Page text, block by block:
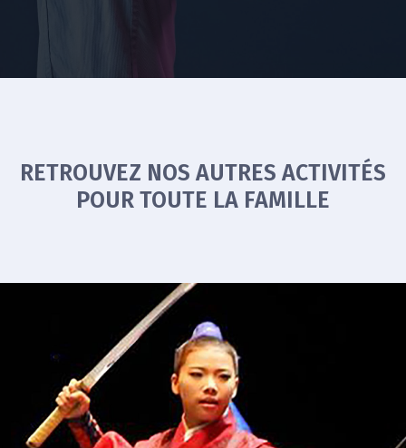
RETROUVEZ NOS AUTRES ACTIVITÉS
POUR TOUTE LA FAMILLE